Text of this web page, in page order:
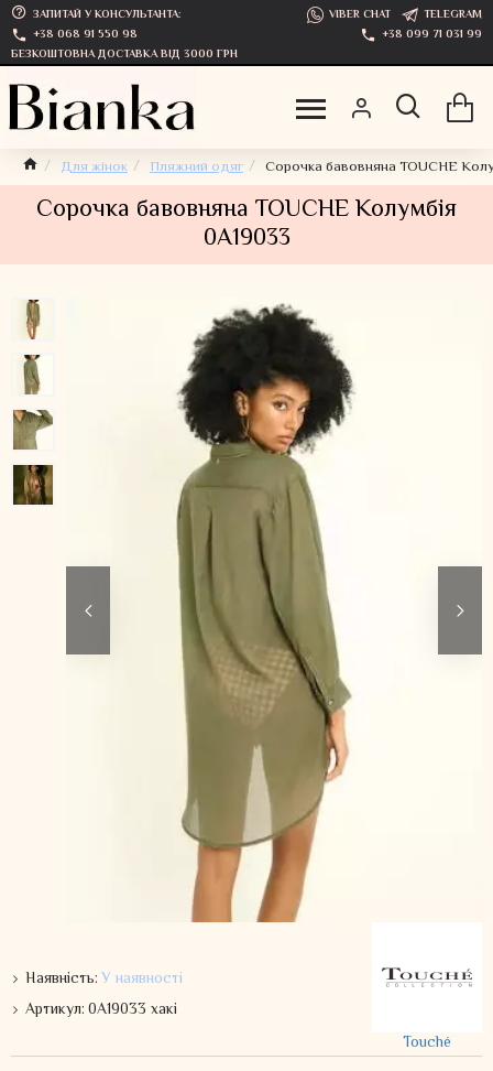
ЗАПИТАЙ У КОНСУЛЬТАНТА: VIBER CHAT
TELEGRAM
+38 068 91 550 98
+38 099 71 031 99
БЕЗКОШТОВНА ДОСТАВКА ВІД 3000 ГРН
Для жінок Пляжний одяг Сорочка бавовняна TOUCHE
Сорочка бавовняна TOUCHE Колумбія
0A19033
Наявність:У наявності
Артикул:0A19033 хакі
Touché